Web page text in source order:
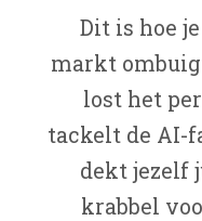
Dit is hoe
markt
lost het
tackelt de AI-
dekt jezelf
krabbel